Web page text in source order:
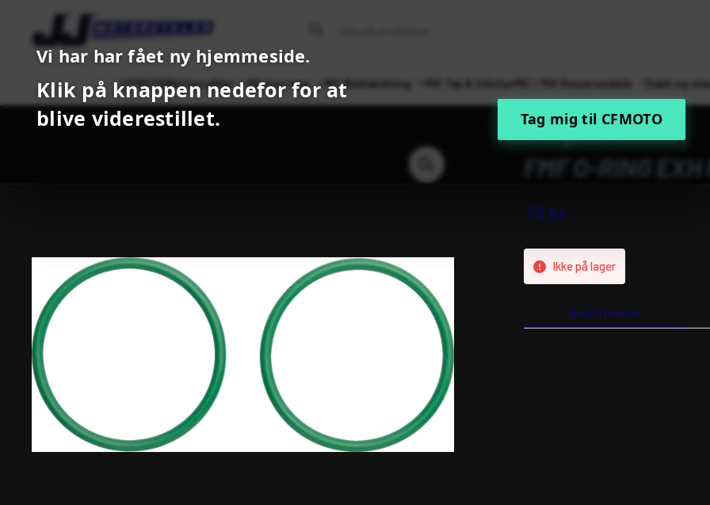
Vi har har fået ny hjemmeside.
Klik på knappen nedefor for at
blive viderestillet.
Tag mig til CFMOTO
CFMOTOMotorcykler Motocross MC Beklædning MX Tøj & Udstyr MC / MX Reservedele Dæk og
Forside MC / MX Reservedele
FMF O-RING
79 kr.
Ikke på lager
Beskrivelse